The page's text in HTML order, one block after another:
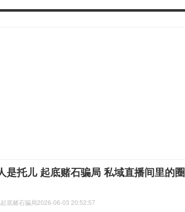
是托儿 起底赌石骗局 私域直播间里的圈
底赌石骗局2026-06-03 20:52:57